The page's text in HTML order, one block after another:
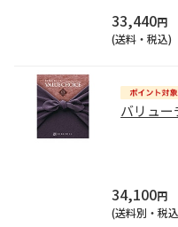
33,440円
(送料・税込)
バリュ
34,100円
(送料別・税